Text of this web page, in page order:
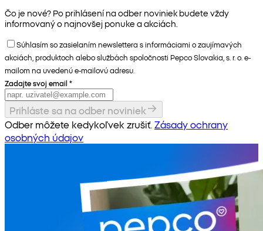
Čo je nové? Po prihlásení na odber noviniek budete vždy
informovaný o najnovšej ponuke a akciách.
Súhlasím so zasielaním newslettera s informáciami o zaujímavých
akciách, produktoch alebo službách spoločnosti Pepco Slovakia, s. r. o. e-
mailom na uvedenú e-mailovú adresu.
Zadajte svoj email *
Prihláste sa na odber noviniek
Odber môžete kedykoľvek zrušiť. Zásady ochrany
osobných údajov